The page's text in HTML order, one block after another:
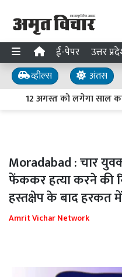
ई-पेपर उत्तर
व्हील्स अंतस
12 अगस्त को लगेगा साल
Moradabad : चार
फेंककर हत्या करने की
हस्तक्षेप के बाद
Amrit Vichar Network